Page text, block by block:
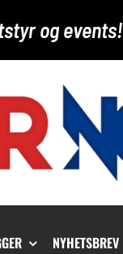
og events!
NYHETSBREV